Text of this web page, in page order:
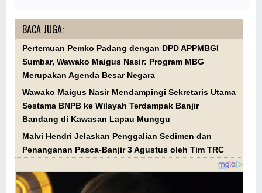
BACA JUGA:
Pertemuan Pemko Padang dengan DPD APPMBGI
Sumbar, Wawako Maigus Nasir: Program MBG
Merupakan Agenda Besar Negara
Wawako Maigus Nasir Mendampingi Sekretaris Utama
Sestama BNPB ke Wilayah Terdampak Banjir
Bandang di Kawasan Lapau Munggu
Malvi Hendri Jelaskan Penggalian Sedimen dan
Penanganan Pasca-Banjir 3 Agustus oleh Tim TRC